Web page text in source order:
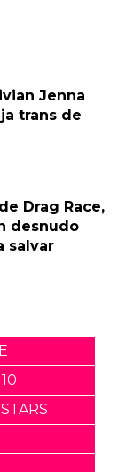
Jenna
trans de
Drag Race,
desnudo
salvar